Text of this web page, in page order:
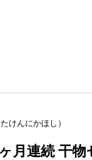
けんにかほし ）
月連続 干